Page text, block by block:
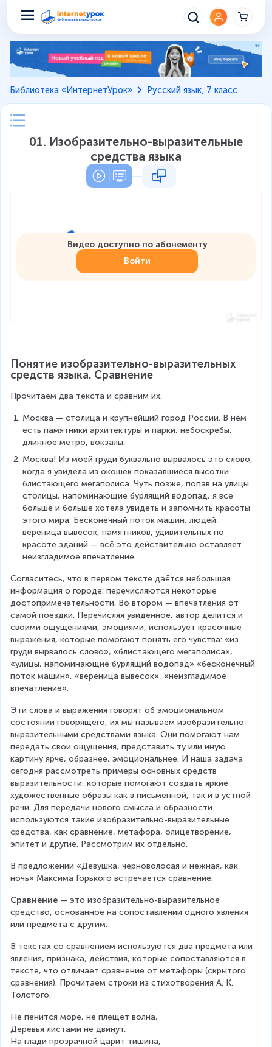
Библиотека «ИнтернетУрок» Русский язык, 7 класс
01. Изобразительно-выразительные
средства языка
Видео доступно по абонементу
Войти
Понятие изобразительно-выразительных
средств языка. Сравнение
Прочитаем два текста и сравним их.
Москва — столица и крупнейший город России. В нём
есть памятники архитектуры и парки, небоскребы,
длинное метро, вокзалы.
Москва! Из моей груди буквально вырвалось это слово,
когда я увидела из окошек показавшиеся высотки
блистающего мегаполиса. Чуть позже, попав на улицы
столицы, напоминающие бурлящий водопад, я все
больше и больше хотела увидеть и запомнить красоты
этого мира. Бесконечный поток машин, людей,
вереница вывесок, памятников, удивительных по
красоте зданий — всё это действительно оставляет
неизгладимое впечатление.
Согласитесь, что в первом тексте даётся небольшая
информация о городе: перечисляются некоторые
достопримечательности. Во втором — впечатления от
самой поездки. Перечисляя увиденное, автор делится и
своими ощущениями, эмоциями, использует красочные
выражения, которые помогают понять его чувства: «из
груди вырвалось слово», «блистающего мегаполиса»,
«улицы, напоминающие бурлящий водопад» «бесконечный
поток машин», «вереница вывесок», «неизгладимое
впечатление».
Эти слова и выражения говорят об эмоциональном
состоянии говорящего, их мы называем изобразительно-
выразительными средствами языка. Они помогают нам
передать свои ощущения, представить ту или иную
картину ярче, образнее, эмоциональнее. И наша задача
сегодня рассмотреть примеры основных средств
выразительности, которые помогают создать яркие
художественные образы как в письменной, так и в устной
речи. Для передачи нового смысла и образности
используются такие изобразительно-выразительные
средства, как сравнение, метафора, олицетворение,
эпитет и другие. Рассмотрим их отдельно.
В предложении «Девушка, черноволосая и нежная, как
ночь» Максима Горького встречается сравнение.
Сравнение — это изобразительно-выразительное
средство, основанное на сопоставлении одного явления
или предмета с другим.
В текстах со сравнением используются два предмета или
явления, признака, действия, которые сопоставляются в
тексте, что отличает сравнение от метафоры (скрытого
сравнения). Прочитаем строки из стихотворения А. К.
Толстого.
Не пенится море, не плещет волна,
Деревья листами не двинут,
На глади прозрачной царит тишина,